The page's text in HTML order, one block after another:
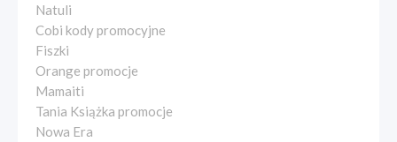
Natuli
Cobi kody promocyjne
Fiszki
Orange promocje
Mamaiti
Tania Książka promocje
Nowa Era